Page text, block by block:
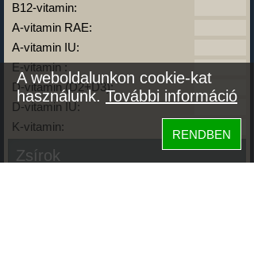
B12-vitamin:
A-vitamin RAE:
A-vitamin IU:
E-vitamin :
D-vitamin (D2+D3):
D-vitamin IU:
K-vitamin:
Zsírok
A weboldalunkon cookie-kat
használunk.További információ
RENDBEN